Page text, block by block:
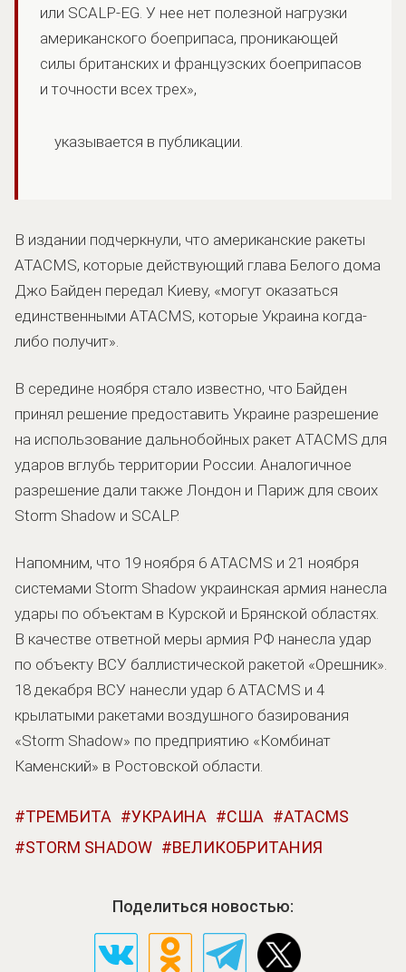
или SCALP-EG. У нее нет полезной нагрузки
американского боеприпаса, проникающей
силы британских и французских боеприпасов
и точности всех трех»,
указывается в публикации.
В издании подчеркнули, что американские ракеты
ATACMS, которые действующий глава Белого дома
Джо Байден передал Киеву, «могут оказаться
единственными ATACMS, которые Украина когда-
либо получит».
В середине ноября стало известно, что Байден
принял решение предоставить Украине разрешение
на использование дальнобойных ракет ATACMS для
ударов вглубь территории России. Аналогичное
разрешение дали также Лондон и Париж для своих
Storm Shadow и SCALP.
Напомним, что 19 ноября 6 ATACMS и 21 ноября
системами Storm Shadow украинская армия нанесла
удары по объектам в Курской и Брянской областях.
В качестве ответной меры армия РФ нанесла удар
по объекту ВСУ баллистической ракетой «Орешник».
18 декабря ВСУ нанесли удар 6 ATACMS и 4
крылатыми ракетами воздушного базирования
«Storm Shadow» по предприятию «Комбинат
Каменский» в Ростовской области.
ТРЕМБИТА УКРАИНА США
ATACMS
STORM SHADOW
ВЕЛИКОБРИТАНИЯ
Поделиться новостью: